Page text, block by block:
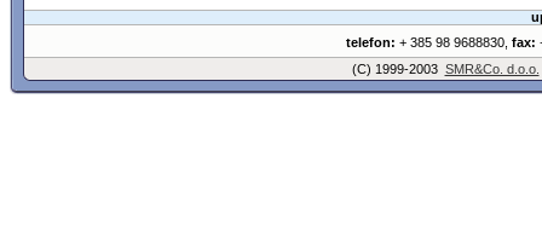
telefon: + 385 98 9688830, fax:
(C) 1999-2003 SMR&Co. d.o.o.